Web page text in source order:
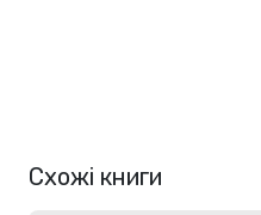
Схожі книги